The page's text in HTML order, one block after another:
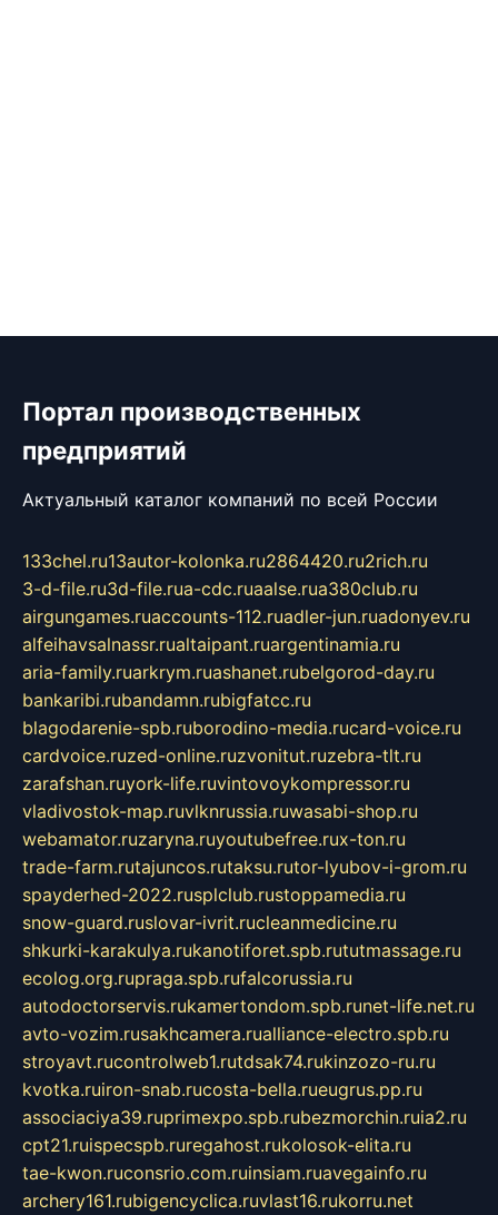
Портал производственных
предприятий
Актуальный каталог компаний по всей России
133chel.ru13autor-kolonka.ru2864420.ru2rich.ru
3-d-file.ru3d-file.rua-cdc.ruaalse.rua380club.ru
airgungames.ruaccounts-112.ruadler-jun.ruadonyev.ru
alfeihavsalnassr.rualtaipant.ruargentinamia.ru
aria-family.ruarkrym.ruashanet.rubelgorod-day.ru
bankaribi.rubandamn.rubigfatcc.ru
blagodarenie-spb.ruborodino-media.rucard-voice.ru
cardvoice.ruzed-online.ruzvonitut.ruzebra-tlt.ru
zarafshan.ruyork-life.ruvintovoykompressor.ru
vladivostok-map.ruvlknrussia.ruwasabi-shop.ru
webamator.ruzaryna.ruyoutubefree.rux-ton.ru
trade-farm.rutajuncos.rutaksu.rutor-lyubov-i-grom.ru
spayderhed-2022.rusplclub.rustoppamedia.ru
snow-guard.ruslovar-ivrit.rucleanmedicine.ru
shkurki-karakulya.rukanotiforet.spb.rututmassage.ru
ecolog.org.rupraga.spb.rufalcorussia.ru
autodoctorservis.rukamertondom.spb.runet-life.net.ru
avto-vozim.rusakhcamera.rualliance-electro.spb.ru
stroyavt.rucontrolweb1.rutdsak74.rukinzozo-ru.ru
kvotka.ruiron-snab.rucosta-bella.rueugrus.pp.ru
associaciya39.ruprimexpo.spb.rubezmorchin.ruia2.ru
cpt21.ruispecspb.ruregahost.rukolosok-elita.ru
tae-kwon.ruconsrio.com.ruinsiam.ruavegainfo.ru
archery161.rubigencyclica.ruvlast16.rukorru.net